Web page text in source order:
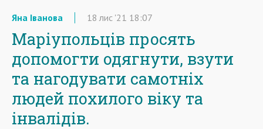
Яна Іванова 18 лис '21 18:07
Маріупольців просять
допомогти одягнути, взути
та нагодувати самотніх
людей похилого віку та
інвалідів.